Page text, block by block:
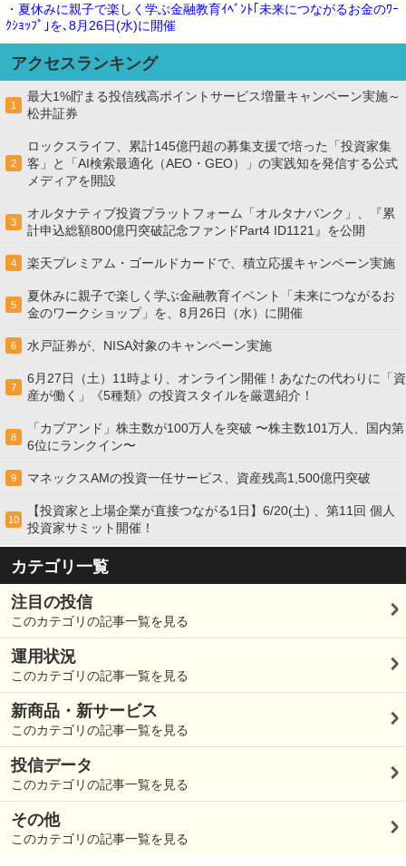
・夏休みに親子で楽しく学ぶ金融教育ｲﾍﾞﾝﾄ｢未来につながるお金のﾜｰ
ｸｼｮｯﾌﾟ｣を､8月26日(水)に開催
アクセスランキング
1
最大1%貯まる投信残高ポイントサービス増量キャンペーン実施～
松井証券
2
ロックスライフ、累計145億円超の募集支援で培った「投資家集
客」と「AI検索最適化（AEO・GEO）」の実践知を発信する公式
メディアを開設
3
オルタナティブ投資プラットフォーム「オルタナバンク」、『累
計申込総額800億円突破記念ファンドPart4 ID1121』を公開
4 楽天プレミアム・ゴールドカードで、積立応援キャンペーン実施
5
夏休みに親子で楽しく学ぶ金融教育イベント「未来につながるお
金のワークショップ」を、8月26日（水）に開催
6 水戸証券が、NISA対象のキャンペーン実施
7
6月27日（土）11時より、オンライン開催！あなたの代わりに「資
産が働く」《5種類》の投資スタイルを厳選紹介！
8
「カブアンド」株主数が100万人を突破 〜株主数101万人、国内第
6位にランクイン〜
9 マネックスAMの投資一任サービス、資産残高1,500億円突破
10
【投資家と上場企業が直接つながる1日】6/20(土) 、第11回 個人
投資家サミット開催！
カテゴリ一覧
注目の投信
このカテゴリの記事一覧を見る
運用状況
このカテゴリの記事一覧を見る
新商品・新サービス
このカテゴリの記事一覧を見る
投信データ
このカテゴリの記事一覧を見る
その他
このカテゴリの記事一覧を見る